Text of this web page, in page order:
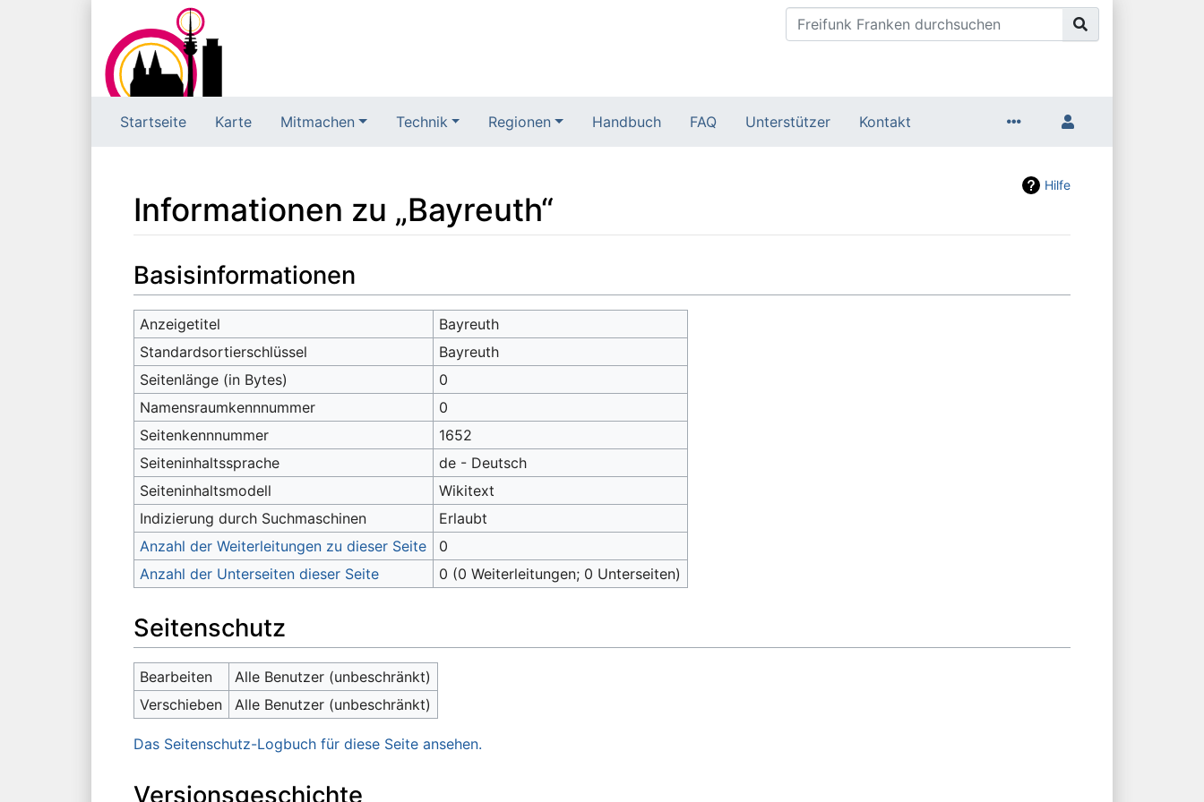
Startseite Karte Mitmachen Technik Regionen Handbuch FAQ Unterstützer Kontakt
Hilfe
Informationen zu „Bayreuth“
Basisinformationen
Anzeigetitel
Bayreuth
Standardsortierschlüssel
Bayreuth
Seitenlänge (in Bytes)
0
Namensraumkennnummer
0
Seitenkennnummer
1652
Seiteninhaltssprache
de - Deutsch
Seiteninhaltsmodell
Wikitext
Indizierung durch Suchmaschinen
Erlaubt
Anzahl der Weiterleitungen zu dieser Seite
0
Anzahl der Unterseiten dieser Seite
0 (0 Weiterleitungen; 0 Unterseiten)
Seitenschutz
Bearbeiten
Alle Benutzer (unbeschränkt)
Verschieben
Alle Benutzer (unbeschränkt)
Das Seitenschutz-Logbuch für diese Seite ansehen.
Versionsgeschichte